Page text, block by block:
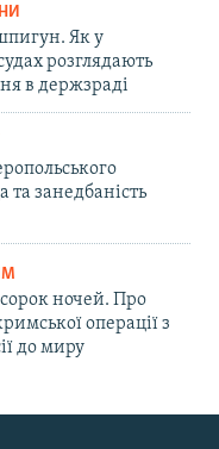
Як у
розглядають
в держзраді
та занедбаність
ночей. Про
операції з
до миру